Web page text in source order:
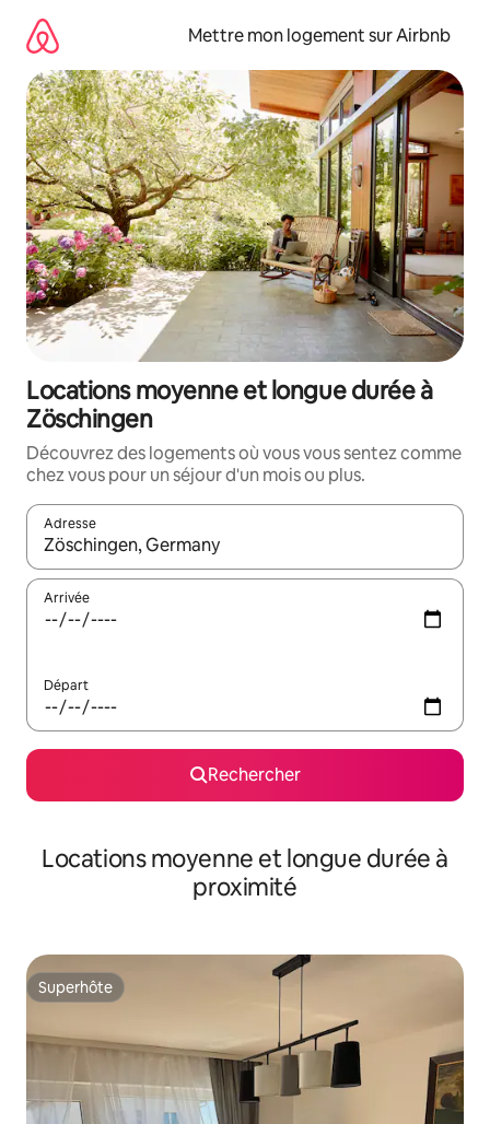
directement
contenu
Mettre mon logement sur Airbnb
Locations moyenne et longue durée à
Zöschingen
Découvrez des logements où vous vous sentez comme
chez vous pour un séjour d'un mois ou plus.
Adresse
Lorsque les résultats s'affichent, utilisez les flèches vers le
Arrivée
Départ
Rechercher
Locations moyenne et longue durée à
proximité
Superhôte
Superhôte